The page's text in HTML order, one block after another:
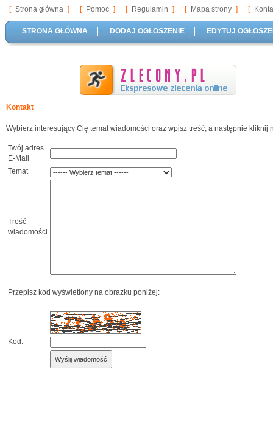
[ Strona główna ] [ Pomoc ] [ Regulamin ] [ Mapa strony ] [
STRONA GŁÓWNA DODAJ OGŁOSZENIE EDYTUJ
Kontakt
Wybierz interesujący Cię temat wiadomości oraz wpisz treść, a następnie kliknij
Twój adres
E-Mail
Temat
Treść
wiadomości
Przepisz kod wyświetlony na obrazku poniżej:
Kod: